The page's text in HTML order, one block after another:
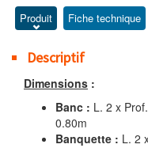
Produit Fiche technique
Descriptif
Dimensions :
Banc : L. 2 x
0.80m
Banquette : L. 2